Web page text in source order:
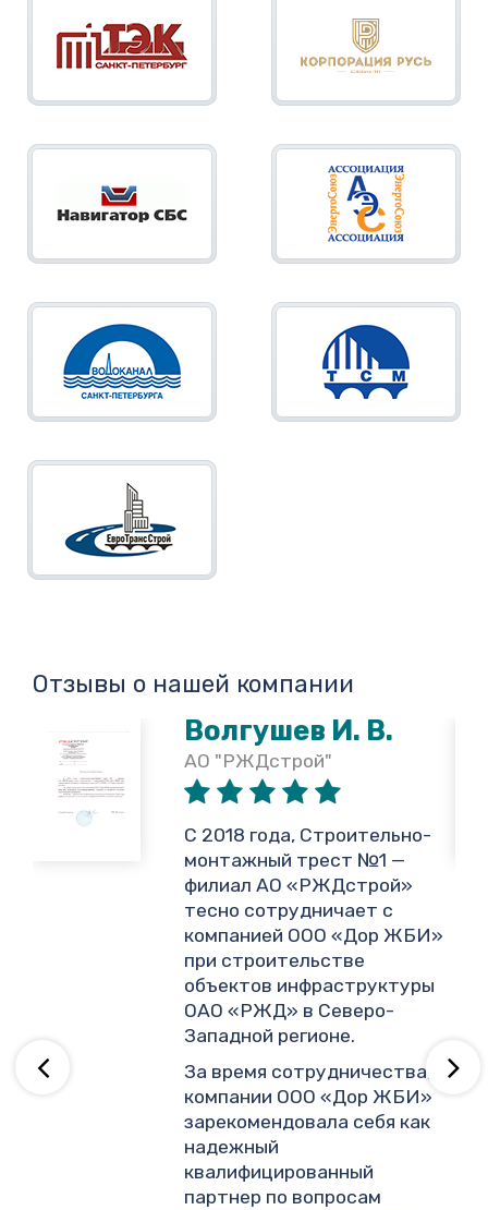
Отзывы о нашей компании
Волгушев И. В.
АО "РЖДстрой"
С 2018 года, Строительно-
монтажный трест №1 —
филиал АО «РЖДстрой»
тесно сотрудничает с
компанией ООО «Дор ЖБИ»
при строительстве
объектов инфраструктуры
ОАО «РЖД» в Северо-
Западной регионе.
За время сотрудничества,
компании ООО «Дор ЖБИ»
зарекомендовала себя как
надежный
квалифицированный
партнер по вопросам